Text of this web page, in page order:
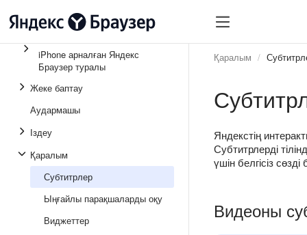
iPhone арналған Яндекс
Браузер туралы
Жеке баптау
Аудармашы
Іздеу
Қаралым
Субтитрлер
Ыңғайлы парақшаларды оқу
Виджеттер
Қаралым
Яндекстің
Субтитрлерді
үшін белгісіз
Видеоны